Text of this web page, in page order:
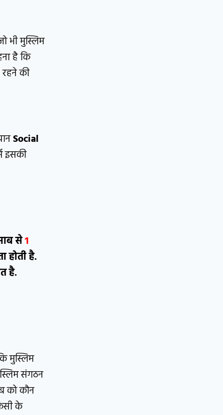
भी मुस्लिम
है कि
की
Social
इसकी
से1
होती है.
है.
मुस्लिम
संगठन
को कौन
के